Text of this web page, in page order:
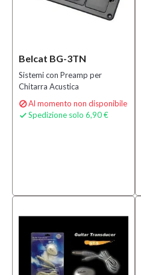
Belcat BG-3TN
Sistemi con Preamp per
Chitarra Acustica
Al momento non disponibile
 Spedizione solo 6,90 €